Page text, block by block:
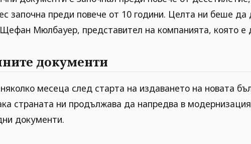
започна преди повече от 10 години. Целта ни беше
Мюлбауер, представител на компанията, която
документи
месеца след старта на издаването на новата
страната ни продължава да напредва в
документи.